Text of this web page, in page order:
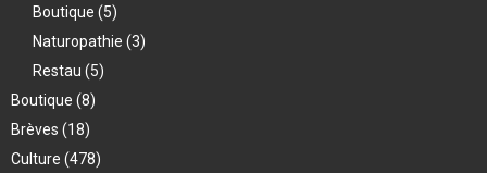
Boutique (5)
Naturopathie (3)
Restau (5)
Boutique (8)
Brèves (18)
Culture (478)